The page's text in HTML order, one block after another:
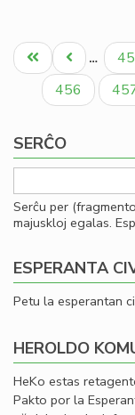
Pagination
Unua
paĝo
Antaŭa
paĝo
…
Paĝo
456
SERĈO
Serĉu per
majuskloj egalas.
ESPERANTA
Petu la esperantan
HEROLDO
HeKo estas
Pakto por la